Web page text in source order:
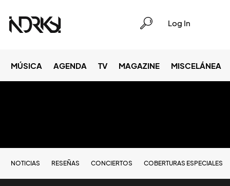
Log In
MÚSICA AGENDA TV MAGAZINE MISCELÁNEA
NOTICIAS RESEÑAS CONCIERTOS COBERTURAS ESPECIALES